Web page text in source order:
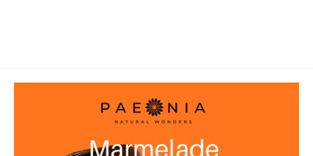
Posebne mere opreza: Važno je pridržavati se
uravnotežene i raznovrsne ishrane. Dodatak ishrani
nije nadoknada ili zamena uravnoteženoj ishrani.
Preporučene dnevne doze ne smeju se prekoračiti.
Čuvati van domašaja male dece.